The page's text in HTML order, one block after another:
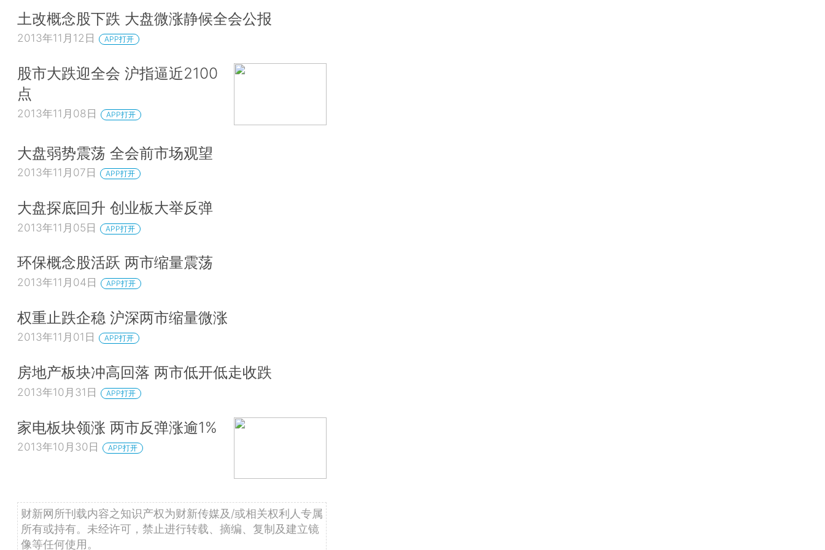
土改概念股下跌 大盘微涨静候全会公报
2013年11月12日 APP打开
股市大跌迎全会 沪指逼近2100
点
2013年11月08日 APP打开
大盘弱势震荡 全会前市场观望
2013年11月07日 APP打开
大盘探底回升 创业板大举反弹
2013年11月05日 APP打开
环保概念股活跃 两市缩量震荡
2013年11月04日 APP打开
权重止跌企稳 沪深两市缩量微涨
2013年11月01日 APP打开
房地产板块冲高回落 两市低开低走收跌
2013年10月31日 APP打开
家电板块领涨 两市反弹涨逾1%
2013年10月30日 APP打开
财新网所刊载内容之知识产权为财新传媒及/或相关权利人专属
所有或持有。未经许可，禁止进行转载、摘编、复制及建立镜
像等任何使用。